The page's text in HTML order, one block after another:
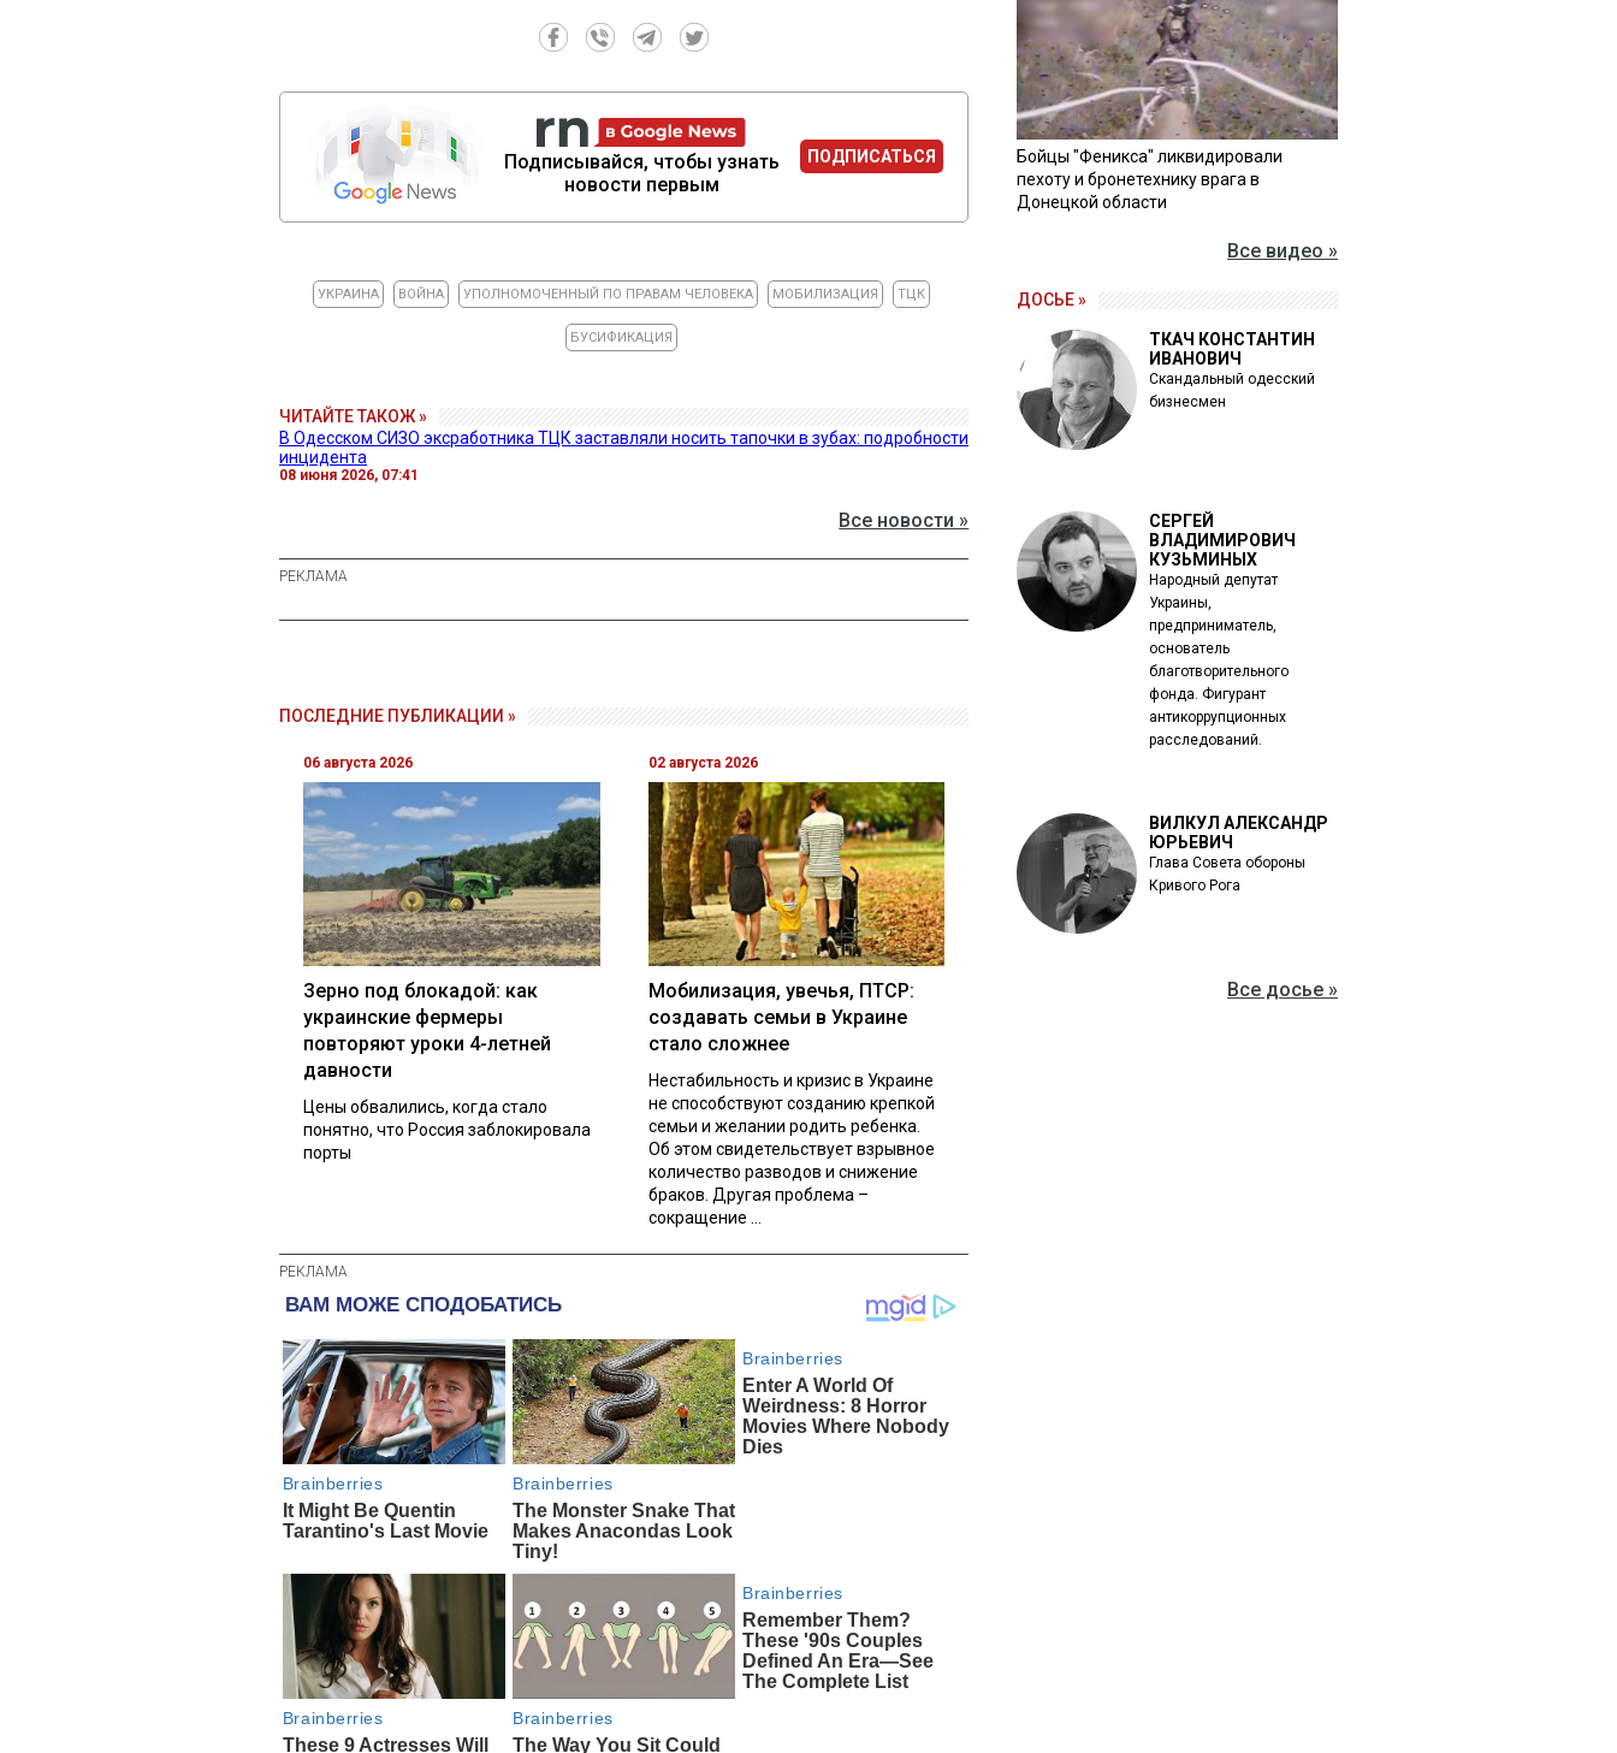
Подписывайся, чтобы узнать
новости первым
ПОДПИСАТЬСЯ
УКРАИНА ВОЙНА УПОЛНОМОЧЕННЫЙ ПО ПРАВАМ ЧЕЛОВЕКА МОБИЛИЗАЦИЯ ТЦК
БУСИФИКАЦИЯ
ЧИТАЙТЕ ТАКОЖ »
В Одесском СИЗО эксработника ТЦК заставляли носить тапочки в зубах: подробности
инцидента
08 июня 2026, 07:41
Все новости »
ПОСЛЕДНИЕ ПУБЛИКАЦИИ »
06 августа 2026
Зерно под блокадой: как
украинские фермеры
повторяют уроки 4-летней
давности
Цены обвалились, когда стало
понятно, что Россия заблокировала
порты
02 августа 2026
Мобилизация, увечья, ПТСР:
создавать семьи в Украине
стало сложнее
Нестабильность и кризис в Украине
не способствуют созданию крепкой
семьи и желании родить ребенка.
Об этом свидетельствует взрывное
количество разводов и снижение
браков. Другая проблема –
сокращение ...
Бойцы "Феникса" ликвидировали
пехоту и бронетехнику врага в
Донецкой области
Все видео »
ДОСЬЕ »
ТКАЧ КОНСТАНТИН
ИВАНОВИЧ
Скандальный одесский
бизнесмен
СЕРГЕЙ
ВЛАДИМИРОВИЧ
КУЗЬМИНЫХ
Народный депутат
Украины,
предприниматель,
основатель
благотворительного
фонда. Фигурант
антикоррупционных
расследований.
ВИЛКУЛ АЛЕКСАНДР
ЮРЬЕВИЧ
Глава Совета обороны
Кривого Рога
Все досье »